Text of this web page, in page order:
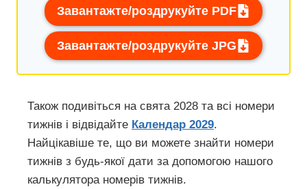
Завантажте/роздрукуйте PDF
Завантажте/роздрукуйте JPG
Також подивіться на свята 2028 та всі номери
тижнів і відвідайте Календар 2029.
Найцікавіше те, що ви можете знайти номери
тижнів з будь-якої дати за допомогою нашого
калькулятора номерів тижнів.